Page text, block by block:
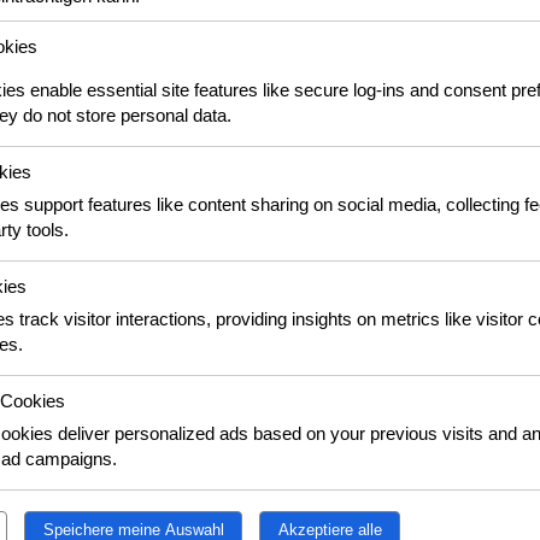
Person zu machen.
Webhoster / IT-Dienstleister Nutzungsdaten durch Ihren
gespeichert. Zu diesen gespeicherten Daten gehören z.B.
Adresse, die übertragene Datenmenge und der anfragende
aus unserem überwiegenden berechtigten Interesse
sowie zur Verbesserung unseres Angebotes.
Daten bei Bestellungen
Daten nur, soweit dies zur Erfüllung und
Die Bereitstellung der Daten ist für den Vertragsschluss
werden kann. Die Verarbeitung erfolgt auf Grundlage
Ihnen erforderlich.
von Ihnen gewählten Versandunternehmen und
enable essential site features like secure log-ins and consent
do not store personal data.
support features like content sharing on social media, collecting
tools.
track visitor interactions, providing insights on metrics like visitor
deliver personalized ads based on your previous visits and
campaigns.
Speichere meine Auswahl Akzeptiere alle